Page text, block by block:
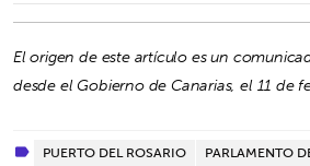
El origen de este artículo es un
desde el Gobierno de Canarias, el 11 de
PUERTO DEL ROSARIO
PARLAMENTO